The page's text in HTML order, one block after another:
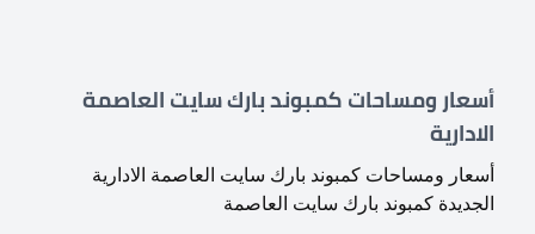
أسعار ومساحات كمبوند بارك سايت العاصمة
الادارية
أسعار ومساحات كمبوند بارك سايت العاصمة الادارية
الجديدة كمبوند بارك سايت العاصمة